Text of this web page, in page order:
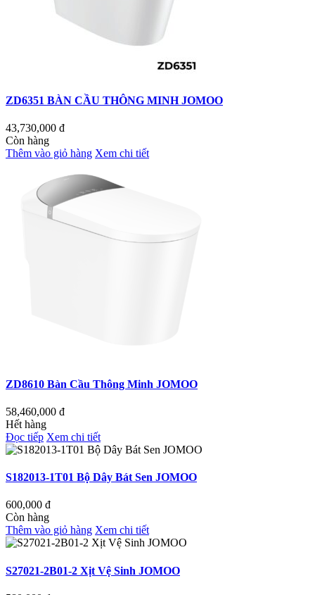
ZD6351 BÀN CẦU THÔNG MINH JOMOO
43,730,000 đ
Còn hàng
Thêm vào giỏ hàng Xem chi tiết
ZD8610 Bàn Cầu Thông Minh JOMOO
58,460,000 đ
Hết hàng
Đọc tiếp Xem chi tiết
S182013-1T01 Bộ Dây Bát Sen JOMOO
600,000 đ
Còn hàng
Thêm vào giỏ hàng Xem chi tiết
S27021-2B01-2 Xịt Vệ Sinh JOMOO